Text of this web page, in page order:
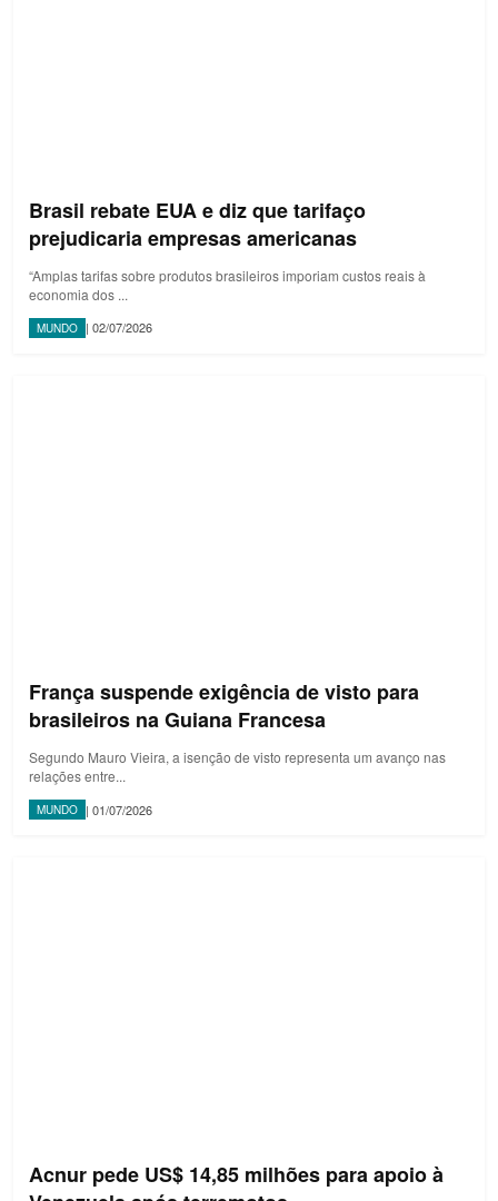
Brasil rebate EUA e diz que tarifaço
prejudicaria empresas americanas
“Amplas tarifas sobre produtos brasileiros imporiam custos reais à
economia dos ...
MUNDO | 02/07/2026
França suspende exigência de visto para
brasileiros na Guiana Francesa
Segundo Mauro Vieira, a isenção de visto representa um avanço nas
relações entre...
MUNDO | 01/07/2026
Acnur pede US$ 14,85 milhões para apoio à